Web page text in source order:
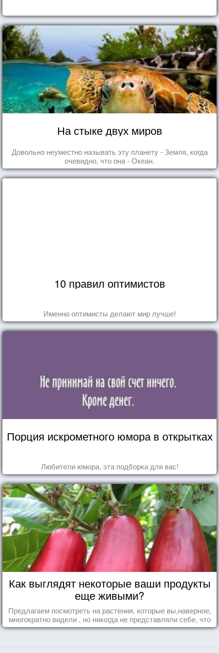
На стыке двух миров
Довольно неуместно называть эту планету - Земля, когда
очевидно, что она - Океан.
10 правил оптимистов
Именно оптимисты делают мир лучше!
Порция искрометного юмора в открытках
Любители юмора, эта подборка для вас!
Как выглядят некоторые ваши продукты
еще живыми?
Предлагаем посмотреть на растения, которые вы,наверное,
многократно видели , но никогда не представляли себе, что
употребляете их в пищу.